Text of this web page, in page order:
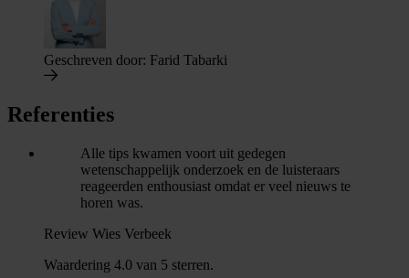
Geschreven door: Farid Tabarki
Referenties
Alle tips kwamen voort uit gedegen
wetenschappelijk onderzoek en de luisteraars
reageerden enthousiast omdat er veel nieuws te
horen was.
Review Wies Verbeek
Waardering 4.0 van 5 sterren.